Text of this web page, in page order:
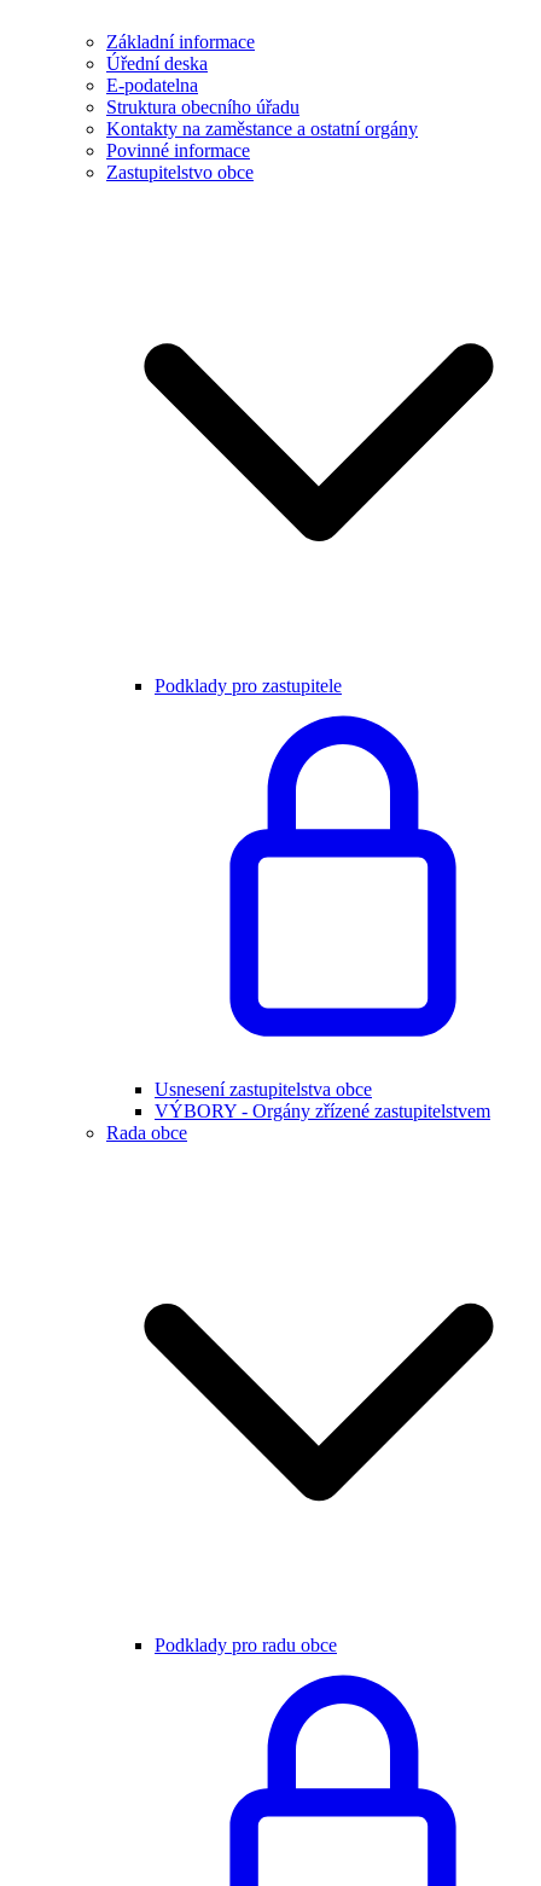
Základní informace
Úřední deska
E-podatelna
Struktura obecního úřadu
Kontakty na zaměstance a ostatní orgány
Povinné informace
Zastupitelstvo obce
Podklady pro zastupitele
Usnesení zastupitelstva obce
VÝBORY - Orgány zřízené zastupitelstvem
Rada obce
Podklady pro radu obce